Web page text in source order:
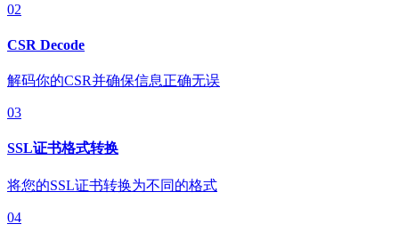
02
CSR Decode
解码你的CSR并确保信息正确无误
03
SSL证书格式转换
将您的SSL证书转换为不同的格式
04